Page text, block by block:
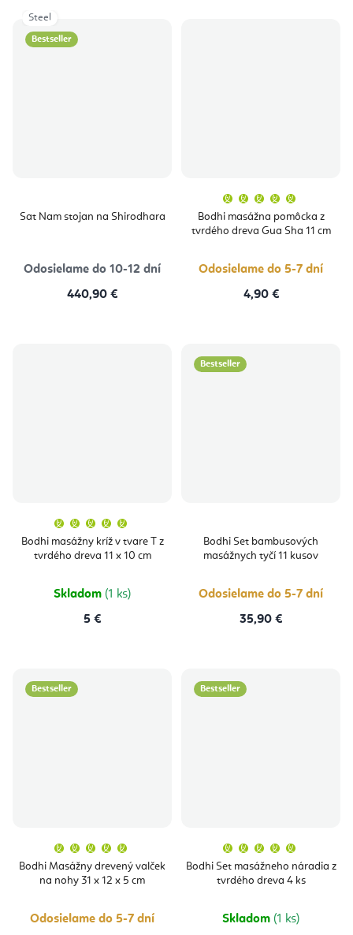
Bestseller
Sat Nam stojan na Shirodhara
Odosielame do 10-12 dní
440,90 €
Steel
Bodhi masážna pomôcka z
tvrdého dreva Gua Sha 11 cm
produktu
je
5,0
Odosielame do 5-7 dní
4,90 €
Bodhi masážny kríž v tvare T z
tvrdého dreva 11 x 10 cm
produktu
je
5,0
Skladom (1 ks)
5 €
Bestseller
Bodhi Set bambusových
masážnych tyčí 11 kusov
Odosielame do 5-7 dní
35,90 €
Bestseller
Bodhi Masážny drevený valček
na nohy 31 x 12 x 5 cm
produktu
je
5,0
hviezdičiek.
Odosielame do 5-7 dní
Bestseller
Bodhi Set masážneho náradia z
tvrdého dreva 4 ks
produktu
je
5,0
Skladom (1 ks)